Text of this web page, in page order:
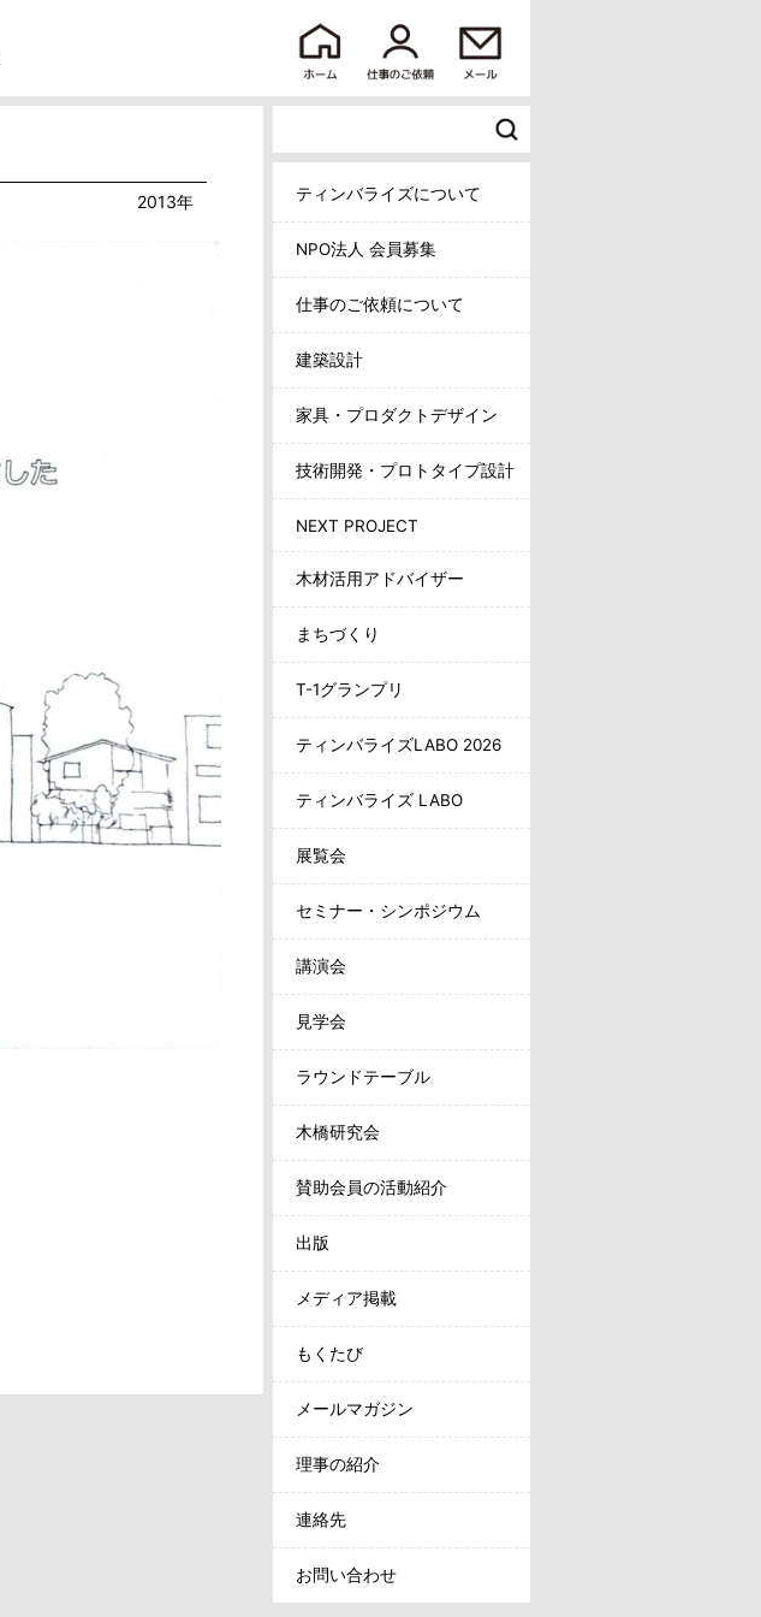
ティンバライズについて
NPO法人 会員募集
仕事のご依頼について
建築設計
家具・プロダクトデザイン
技術開発・プロトタイプ設計
NEXT PROJECT
木材活用アドバイザー
まちづくり
T-1グランプリ
ティンバライズLABO 2026
ティンバライズ LABO
展覧会
セミナー・シンポジウム
講演会
見学会
ラウンドテーブル
木橋研究会
賛助会員の活動紹介
出版
メディア掲載
もくたび
メールマガジン
理事の紹介
連絡先
お問い合わせ
2013年